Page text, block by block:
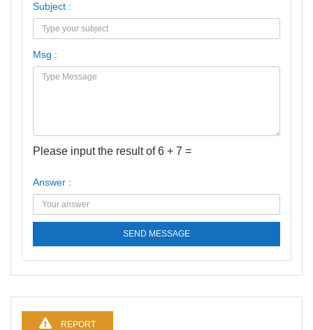
Subject :
Msg :
Please input the result of 6 + 7 =
Answer :
SEND MESSAGE
REPORT